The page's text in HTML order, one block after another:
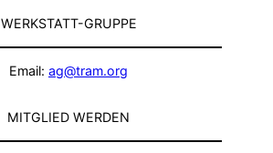
WERKSTATT-GRUPPE
Email: ag@tram.org
MITGLIED WERDEN